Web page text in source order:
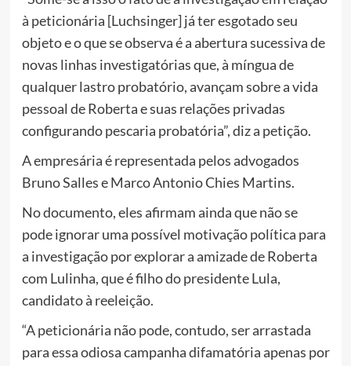
à peticionária [Luchsinger] já ter esgotado seu
objeto e o que se observa é a abertura sucessiva de
novas linhas investigatórias que, à míngua de
qualquer lastro probatório, avançam sobre a vida
pessoal de Roberta e suas relações privadas
configurando pescaria probatória”, diz a petição.
A empresária é representada pelos advogados
Bruno Salles e Marco Antonio Chies Martins.
No documento, eles afirmam ainda que não se
pode ignorar uma possível motivação política para
a investigação por explorar a amizade de Roberta
com Lulinha, que é filho do presidente Lula,
candidato à reeleição.
“A peticionária não pode, contudo, ser arrastada
para essa odiosa campanha difamatória apenas por